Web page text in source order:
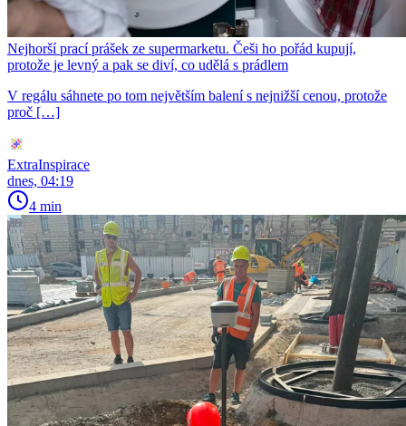
Nejhorší prací prášek ze supermarketu. Češi ho pořád kupují,
protože je levný a pak se diví, co udělá s prádlem
V regálu sáhnete po tom největším balení s nejnižší cenou, protože
proč […]
ExtraInspirace
dnes, 04:19
4 min